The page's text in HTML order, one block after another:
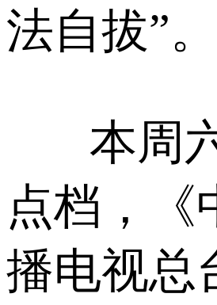
法自拔”。
本周
点档，《
播电视总